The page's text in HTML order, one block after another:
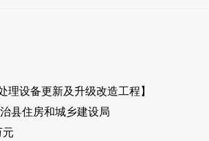
理设备更新及升级改造工程】
县住房和城乡建设局
元